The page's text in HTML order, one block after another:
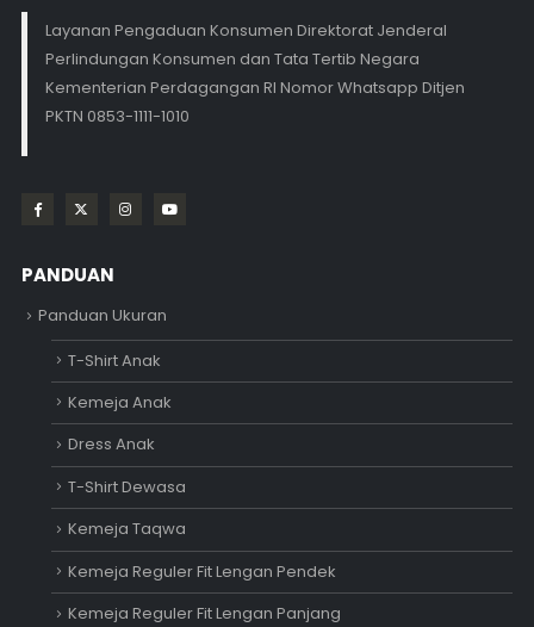
Layanan Pengaduan Konsumen Direktorat Jenderal
Perlindungan Konsumen dan Tata Tertib Negara
Kementerian Perdagangan RI Nomor Whatsapp Ditjen
PKTN 0853-1111-1010
PANDUAN
Panduan Ukuran
T-Shirt Anak
Kemeja Anak
Dress Anak
T-Shirt Dewasa
Kemeja Taqwa
Kemeja Reguler Fit Lengan Pendek
Kemeja Reguler Fit Lengan Panjang